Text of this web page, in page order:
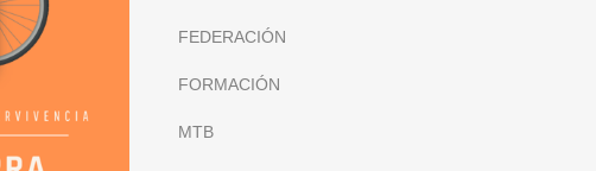
FEDERACIÓN
FORMACIÓN
MTB